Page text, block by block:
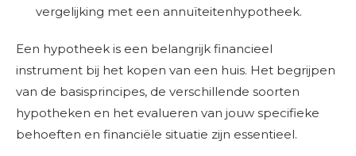
vergelijking met een annuïteitenhypotheek.
Een hypotheek is een belangrijk financieel
instrument bij het kopen van een huis. Het begrijpen
van de basisprincipes, de verschillende soorten
hypotheken en het evalueren van jouw specifieke
behoeften en financiële situatie zijn essentieel.